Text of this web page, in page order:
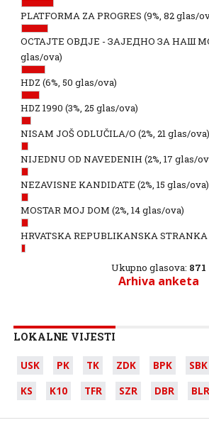
PLATFORMA ZA PROGRES (9%, 82 glas/
ОСТАЈТЕ ОВДЈЕ - ЗАЈЕДНО ЗА НАШ
glas/ova)
HDZ (6%, 50 glas/ova)
HDZ 1990 (3%, 25 glas/ova)
NISAM JOŠ ODLUČILA/O (2%, 21 glas/ova)
NIJEDNU OD NAVEDENIH (2%, 17 glas/
NEZAVISNE KANDIDATE (2%, 15 glas/ova)
MOSTAR MOJ DOM (2%, 14 glas/ova)
HRVATSKA REPUBLIKANSKA STRANKA
Ukupno glasova: 871
Arhiva anketa
LOKALNE VIJESTI
USK PK TK ZDK BPK SBK
KS
K10 TFR SZR DBR BLR